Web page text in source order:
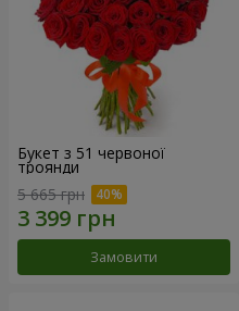
Букет з 51 червоної
троянди
5 665 грн
Замовити